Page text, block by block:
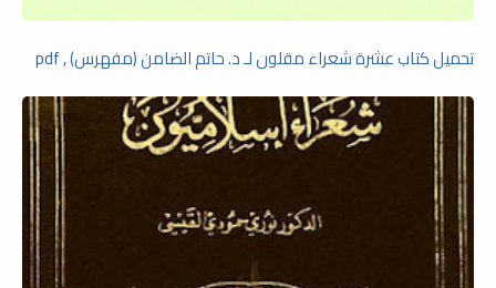
تحميل كتاب عشرة شعراء مقلون لـ د. حاتم الضامن (مفهرس) , pdf